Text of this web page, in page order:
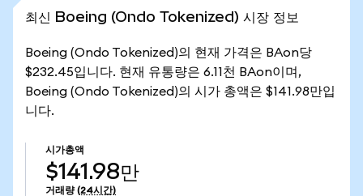
최신 Boeing (Ondo Tokenized) 시장 정보
Boeing (Ondo Tokenized)의 현재 가격은 BAon당
$232.45입니다. 현재 유통량은 6.11천 BAon이며,
Boeing (Ondo Tokenized)의 시가 총액은 $141.98만입
니다.
시가총액
$141.98만
거래량 (24시간)